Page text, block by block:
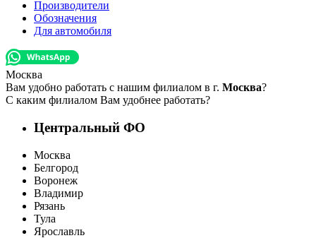
Производители
Обозначения
Для автомобиля
Москва
Вам удобно работать с нашим филиалом в г. Москва?
С каким филиалом Вам удобнее работать?
Центральный ФО
Москва
Белгород
Воронеж
Владимир
Рязань
Тула
Ярославль